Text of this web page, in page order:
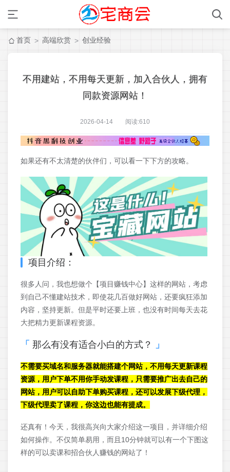
首页 > 高端欣赏 > 创业经验
不用建站，不用每天更新，加入合伙人，拥有
同款资源网站！
2026-04-14 阅读:610
如果还有不太清楚的伙伴们，可以看一下下方的攻略。
项目介绍：
很多人问，我也想做个【项目赚钱中心】这样的网站，考虑
到自己不懂建站技术，即使花几百做好网站，还要疯狂添加
内容，坚持更新。但是平时还要上班，也没有时间每天去花
大把精力更新课程资源。
那么有没有适合小白的方式？
不需要买域名和服务器就能搭建个网站，不用每天更新课程
资源，用户下单不用你手动发课程，只需要推广出去自己的
网站，用户可以自助下单购买课程，还可以发展下级代理，
下级代理卖了课程，你这边也能有提成。
还真有！今天，我很高兴向大家介绍这一项目，并详细介绍
如何操作。不仅简单易用，而且10分钟就可以有一个下图这
样的可以卖课和招合伙人赚钱的网站了！